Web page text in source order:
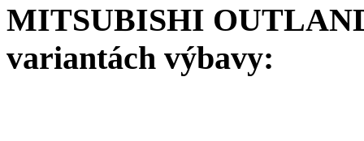
MITSUBISHI
variantách výbavy: